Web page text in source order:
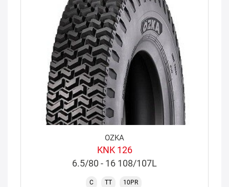
OZKA
KNK 126
6.5/80 - 16 108/107L
C TT 10PR